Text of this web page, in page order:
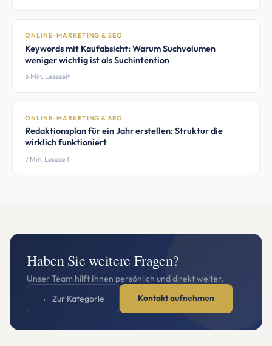
ONLINE-MARKETING & SEO
Keywords mit Kaufabsicht: Warum Suchvolumen
weniger wichtig ist als Suchintention
6 Min. Lesezeit
ONLINE-MARKETING & SEO
Redaktionsplan für ein Jahr erstellen: Struktur die
wirklich funktioniert
7 Min. Lesezeit
Haben Sie weitere Fragen?
Unser Team hilft Ihnen persönlich und direkt weiter.
← Zur Kategorie
Kontakt aufnehmen